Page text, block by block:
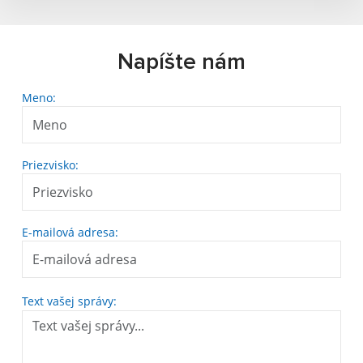
Napíšte nám
Meno:
Priezvisko:
E-mailová adresa:
Text vašej správy: